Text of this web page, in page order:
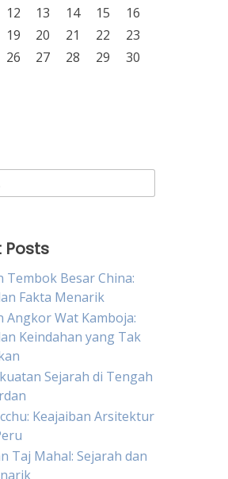
12 13 14 15
16
19 20 21 22
23
26 27 28 29
30
Posts
Tembok Besar China:
Fakta Menarik
Angkor Wat Kamboja:
Keindahan yang Tak
Sejarah di Tengah
Keajaiban Arsitektur
Taj Mahal: Sejarah dan